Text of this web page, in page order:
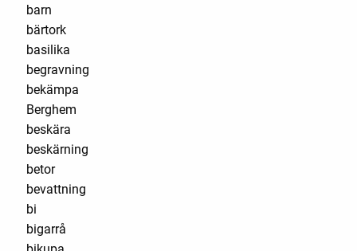
barn
bärtork
basilika
begravning
bekämpa
Berghem
beskära
beskärning
betor
bevattning
bi
bigarrå